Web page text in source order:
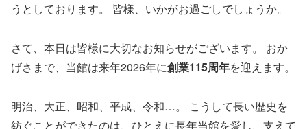
うとしております。 皆様、いかがお過ごしでしょうか。
さて、本日は皆様に大切なお知らせがございます。 おか
げさまで、当館は来年2026年に創業115周年を迎えます。
明治、大正、昭和、平成、令和…。 こうして長い歴史を
紡ぐことができたのは、ひとえに長年当館を愛し、支えて